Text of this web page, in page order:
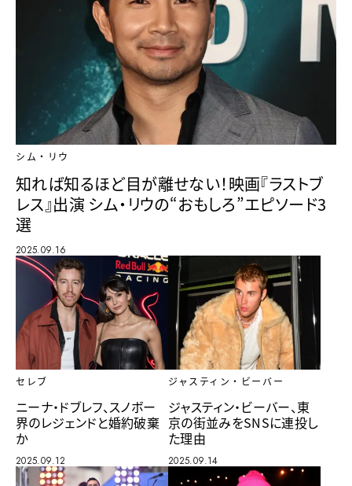
シム・リウ
知れば知るほど目が離せない！映画『ラストブ
レス』出演 シム・リウの“おもしろ”エピソード3
選
2025.09.16
セレブ
ニーナ・ドブレフ、スノボー
界のレジェンドと婚約破棄
か
2025.09.12
ジャスティン・ビーバー
ジャスティン・ビーバー、東
京の街並みをSNSに連投し
た理由
2025.09.14